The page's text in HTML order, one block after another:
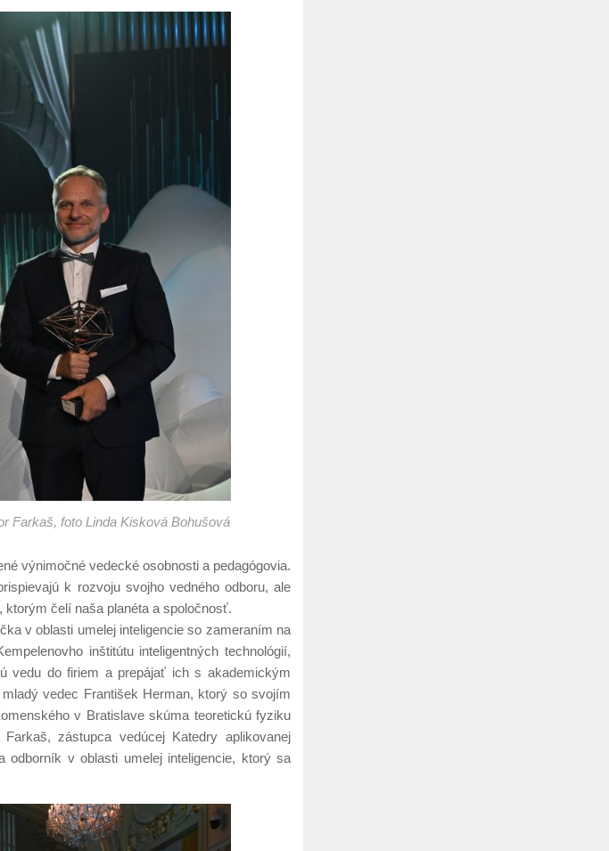
Farkaš, foto Linda Kisková Bohušová
výnimočné vedecké osobnosti a pedagógovia.
k rozvoju svojho vedného odboru, ale
čelí naša planéta a spoločnosť.
v oblasti umelej inteligencie so zameraním na
inštitútu inteligentných technológií,
vedu do firiem a prepájať ich s akademickým
vedec František Herman, ktorý so svojím
v Bratislave skúma teoretickú fyziku
zástupca vedúcej Katedry aplikovanej
odborník v oblasti umelej inteligencie, ktorý sa